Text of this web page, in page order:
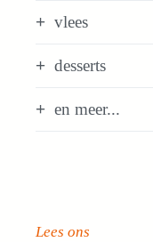
vlees
desserts
en meer...
Lees ons